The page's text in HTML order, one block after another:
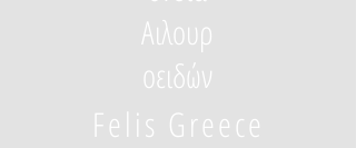
Αιλουρ
οειδών
Felis Greece